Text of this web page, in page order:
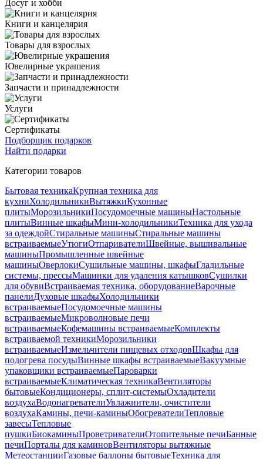
Досуг и хобби
Книги и канцелярия
Товары для взрослых
Ювелирные украшения
Запчасти и принадлежности
Услуги
Сертификаты
Подборщик подарков
Найти подарки
Категории товаров
Бытовая техникаКрупная техника для
кухниХолодильникиВытяжкиКухонные
плитыМорозильникиПосудомоечные машиныНастольные
плитыВинные шкафыМини-холодильникиТехника для ухода
за одеждойСтиральные машиныСтиральные машины
встраиваемыеУтюгиОтпаривателиШвейные, вышивальные
машиныПромышленные швейные
машиныОверлокиСушильные машины, шкафыГладильные
системы, прессыМашинки для удаления катышковСушилки
для обувиВстраиваемая техника, оборудованиеВарочные
панелиДуховые шкафыХолодильники
встраиваемыеПосудомоечные машины
встраиваемыеМикроволновые печи
встраиваемыеКофемашины встраиваемыеКомплекты
встраиваемой техникиМорозильники
встраиваемыеИзмельчители пищевых отходовШкафы для
подогрева посудыВинные шкафы встраиваемыеВакуумные
упаковщики встраиваемыеПароварки
встраиваемыеКлиматическая техникаВентиляторы
бытовыеКондиционеры, сплит-системыОхладители
воздухаВодонагревателиУвлажнители, очистители
воздухаКамины, печи-каминыОбогревателиТепловые
завесыТепловые
пушкиБиокаминыПроветривателиОтопительные печиБанные
печиПорталы для каминовВентиляторы вытяжные
МетеостанцииГазовые баллоны бытовыеТехника для